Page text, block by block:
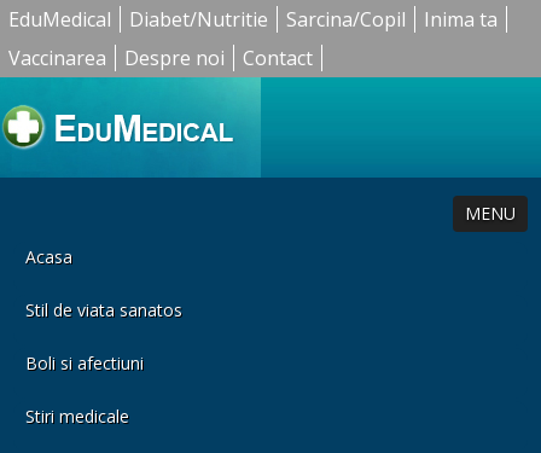
EduMedical Diabet/Nutritie Sarcina/Copil
Inima ta
Vaccinarea
Despre noi Contact
MENU
Acasa
Stil de viata sanatos
Boli si afectiuni
Stiri medicale